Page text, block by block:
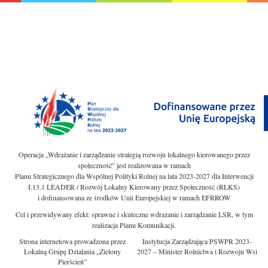
Operacja „Wdrażanie i zarządzanie strategią rozwoju lokalnego kierowanego przez
społeczność” jest realizowana w ramach
Planu Strategicznego dla Wspólnej Polityki Rolnej na lata 2023-2027 dla Interwencji
I.13.1 LEADER / Rozwój Lokalny Kierowany przez Społeczność (RLKS)
i dofinansowana ze środków Unii Europejskiej w ramach EFRROW
Cel i przewidywany efekt: sprawne i skuteczne wdrażanie i zarządzanie LSR, w tym
realizacja Planu Komunikacji.
Strona internetowa prowadzona przez
Lokalną Grupę Działania „Zielony
Pierścień”
Instytucja Zarządzająca PSWPR 2023-
2027 – Minister Rolnictwa i Rozwoju Wsi